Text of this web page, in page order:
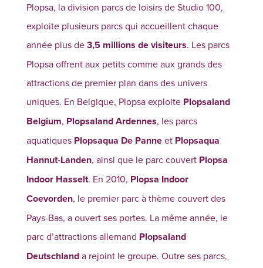
Plopsa, la division parcs de loisirs de Studio 100,
exploite plusieurs parcs qui accueillent chaque
année plus de3,5 millions de visiteurs. Les parcs
Plopsa offrent aux petits comme aux grands des
attractions de premier plan dans des univers
uniques. En Belgique, Plopsa exploite Plopsaland
Belgium, Plopsaland Ardennes, les parcs
aquatiques Plopsaqua De Panneet Plopsaqua
Hannut-Landen, ainsi que le parc couvert Plopsa
Indoor Hasselt. En 2010, Plopsa Indoor
Coevorden, le premier parc à thème couvert des
Pays-Bas, a ouvert ses portes. La même année, le
parc d’attractions allemand Plopsaland
Deutschlanda rejoint le groupe. Outre ses parcs,